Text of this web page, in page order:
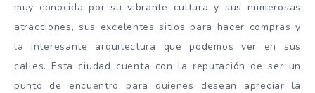
muy conocida por su vibrante cultura y sus numerosas
atracciones, sus excelentes sitios para hacer compras y
la interesante arquitectura que podemos ver en sus
calles. Esta ciudad cuenta con la reputación de ser un
punto de encuentro para quienes desean apreciar la